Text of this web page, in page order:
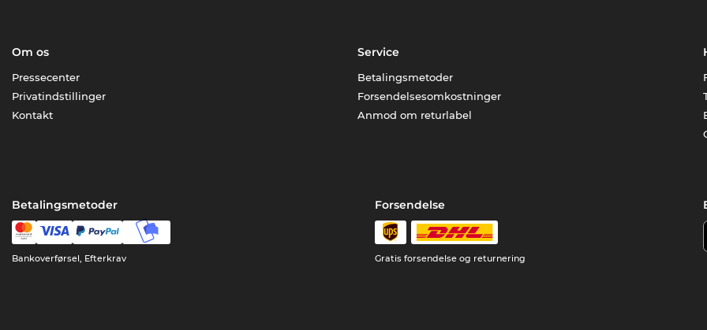
Om os
Pressecenter
Privatindstillinger
Kontakt
Service
Betalingsmetoder
Forsendelsesomkostninger
Anmod om returlabel
Betalingsmetoder
Bankoverførsel, Efterkrav
Forsendelse
Gratis forsendelse og returnering